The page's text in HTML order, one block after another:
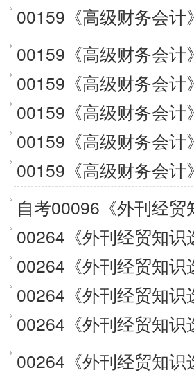
00159《高级财务会
00159《高级财务会
00159《高级财务会
00159《高级财务会
00159《高级财务会
00159《高级财务会
自考00096《外刊经
00264《外刊经贸知
00264《外刊经贸知
00264《外刊经贸知
00264《外刊经贸知
00264《外刊经贸知